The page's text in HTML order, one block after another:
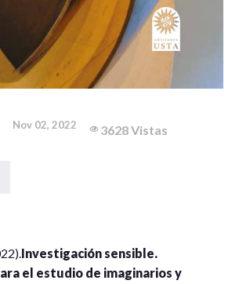
Nov 02, 2022 3628 Vistas
Investigación sensible.
el estudio de imaginarios y